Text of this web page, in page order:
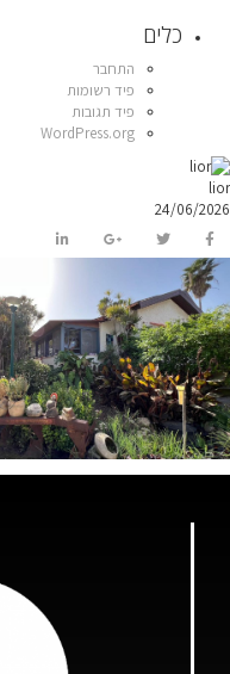
כלים
התחבר
פיד רשומות
פיד תגובות
WordPress.org
lior
24/06/2026